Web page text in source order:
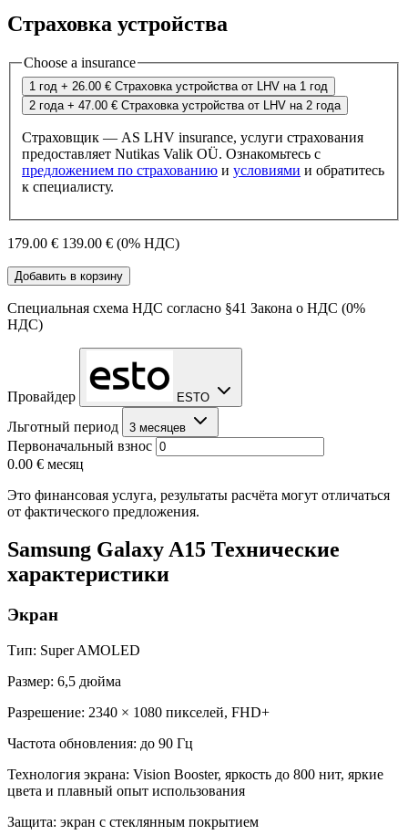
Страховка устройства
Choose a insurance
1 год + 26.00 € Страховка устройства от LHV на 1 год
2 года + 47.00 € Страховка устройства от LHV на 2 года
Страховщик — AS LHV insurance, услуги страхования
предоставляет Nutikas Valik OÜ. Ознакомьтесь с
предложением по страхованию и условиями и обратитесь
к специалисту.
179.00 € 139.00 € (0% НДС)
Добавить в корзину
Специальная схема НДС согласно §41 Закона о НДС (0%
НДС)
Провайдер ESTO
Льготный период 3 месяцев
Первоначальный взнос
0.00 € месяц
Это финансовая услуга, результаты расчёта могут отличаться
от фактического предложения.
Samsung Galaxy A15 Технические
характеристики
Экран
Тип: Super AMOLED
Размер: 6,5 дюйма
Разрешение: 2340 × 1080 пикселей, FHD+
Частота обновления: до 90 Гц
Технология экрана: Vision Booster, яркость до 800 нит, яркие
цвета и плавный опыт использования
Защита: экран с стеклянным покрытием